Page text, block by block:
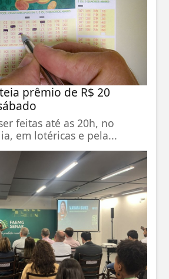
prêmio de R$ 20
feitas até as 20h, no
em lotéricas e pela...